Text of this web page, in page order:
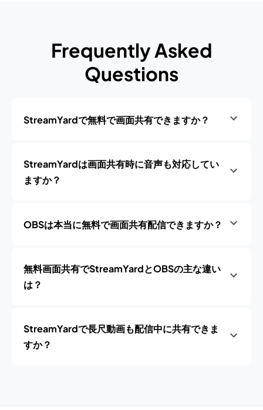
Frequently Asked
Questions
StreamYardで無料で画面共有できますか？
StreamYardは画面共有時に音声も対応してい
ますか？
OBSは本当に無料で画面共有配信できますか？
無料画面共有でStreamYardとOBSの主な違い
は？
StreamYardで長尺動画も配信中に共有できま
すか？